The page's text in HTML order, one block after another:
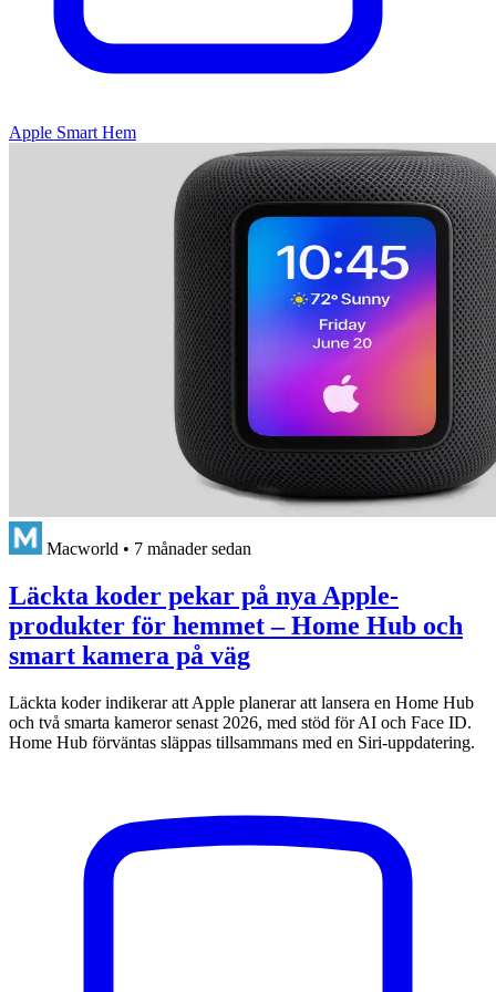
Apple Smart Hem
Macworld • 7 månader sedan
Läckta koder pekar på nya Apple-
produkter för hemmet – Home Hub och
smart kamera på väg
Läckta koder indikerar att Apple planerar att lansera en Home Hub
och två smarta kameror senast 2026, med stöd för AI och Face ID.
Home Hub förväntas släppas tillsammans med en Siri-uppdatering.